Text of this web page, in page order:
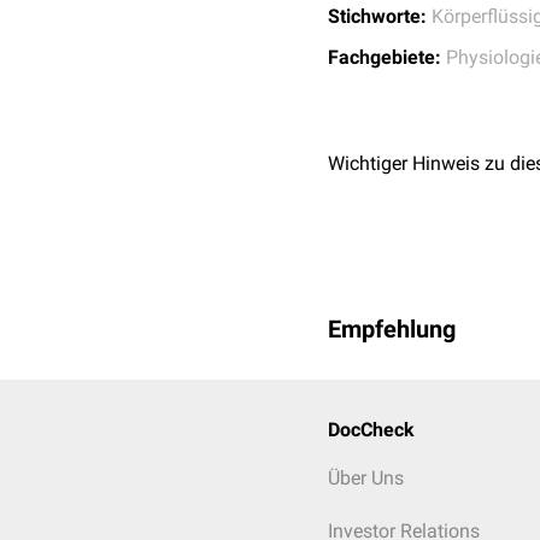
79% des
60jährigen nur noch bei
Erhöhtes Körperfett
der Anteil des
Das
Stichworte:
Fachgebiete:
Wichtiger Hinweis zu
Empfehlung
DocCheck
Über Uns
Investor Relations